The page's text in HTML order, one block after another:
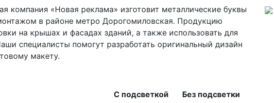
компания «Новая реклама» изготовит металлические буквы
в районе метро Дорогомиловская. Продукцию
на крышах и фасадах зданий, а также использовать для
специалисты помогут разработать оригинальный дизайн
макету.
С подсветкой
Без подсветки